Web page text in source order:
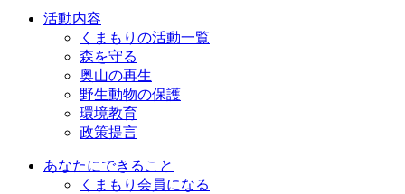
活動内容
くまもりの活動一覧
森を守る
奥山の再生
野生動物の保護
環境教育
政策提言
あなたにできること
くまもり会員になる